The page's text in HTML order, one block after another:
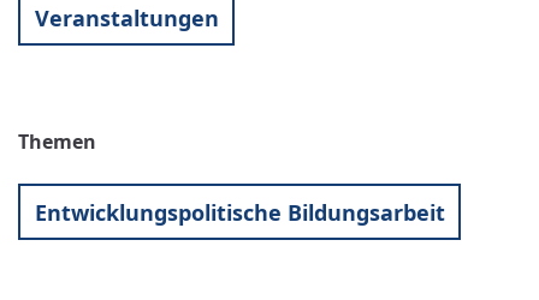
Veranstaltungen
Themen
Entwicklungspolitische Bildungsarbeit